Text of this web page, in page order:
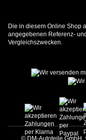
Die in diesem Online Shop
angegebenen Referenz-
Vergleichszwecken.